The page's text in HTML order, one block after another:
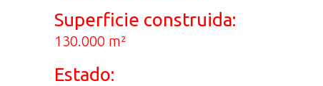
Superficie construida:
130.000 m²
Estado: